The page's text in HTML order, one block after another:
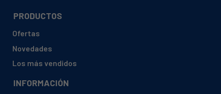
AMICA, GSP 14754-1 W
PRODUCTOS
Ofertas
Novedades
Los más vendidos
INFORMACIÓN